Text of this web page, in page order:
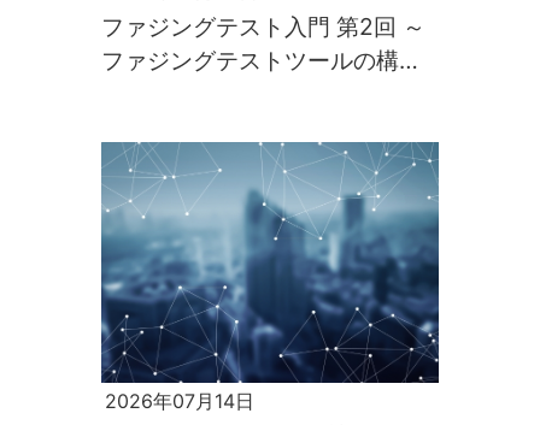
ファジングテスト入門 第2回 ～
ファジングテストツールの構築
2026年07月14日